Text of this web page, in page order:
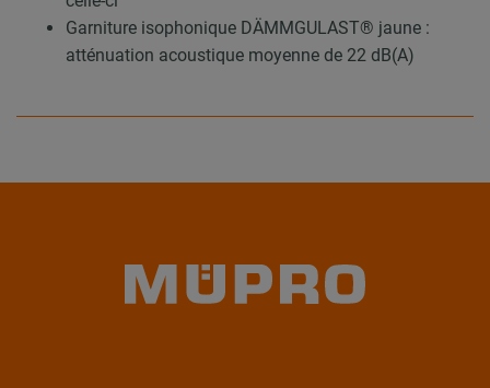
Garniture isophonique DÄMMGULAST® jaune :
atténuation acoustique moyenne de 22 dB(A)